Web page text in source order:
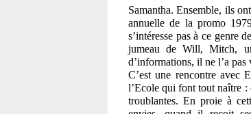
Samantha. Ensemble, ils
annuelle de la promo
s’intéresse pas à ce genre
jumeau de Will, Mitch,
d’informations, il ne l’a pas
C’est une rencontre avec
l’Ecole qui font tout naître :
troublantes. En proie à